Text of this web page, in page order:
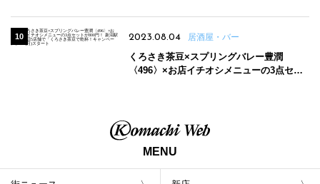
2023.08.04 居酒屋・バー
くろさき茶豆×スプリングバレー豊潤
〈496〉×お店イチオシメニューの3点セッ
MENU